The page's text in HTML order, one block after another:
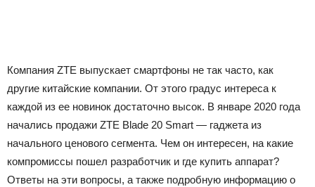
Компания ZTE выпускает смартфоны не так часто, как
другие китайские компании. От этого градус интереса к
каждой из ее новинок достаточно высок. В январе 2020 года
начались продажи ZTE Blade 20 Smart — гаджета из
начального ценового сегмента. Чем он интересен, на какие
компромиссы пошел разработчик и где купить аппарат?
Ответы на эти вопросы, а также подробную информацию о